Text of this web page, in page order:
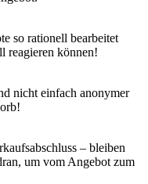
so rationell bearbeitet
reagieren können!
nicht einfach anonymer
– bleiben
um vom Angebot zum